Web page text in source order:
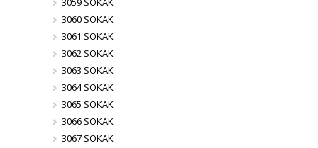
3060 SOKAK
3061 SOKAK
3062 SOKAK
3063 SOKAK
3064 SOKAK
3065 SOKAK
3066 SOKAK
3067 SOKAK